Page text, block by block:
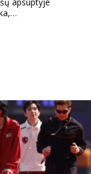
atlikėjos visą
gali nuskambėti